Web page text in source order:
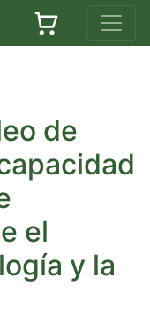
de
el
y la